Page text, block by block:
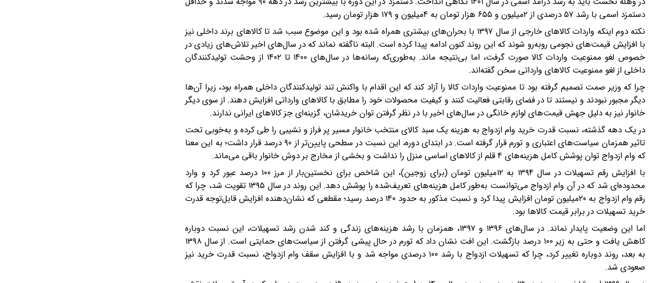
دستمزد اسمی با رشد ۵۷ درصدی از ۲میلیون و ۶۵۵ هزار تومان به ۴میلیون و ۱۷۹ هزار تومان رسید.
نکته دوم اینکه واردات کالاهای خارجی از سال ۱۳۹۷ با بحران‌های بیشتری همراه شده بود و این موضوع سبب شد تا کالاهای برند داخلی نیز
با افزایش قیمت‌های نجومی روبه‌رو شوند که این روند کنون ادامه پیدا کرده است. البته ناگفته نماند که در سال‌های اخیر تلاش‌های زیادی در
خصوص لغو ممنوعیت واردات کالا صورت گرفت، اما بی‌نتیجه ماند. به‌طوری‌که رسانه‌ها در سال‌های ۱۴۰۰ تا ۱۴۰۲ از وحشت تولیدکنندگان
داخلی از لغو ممنوعیت کالاهای وارداتی سخن گفته‌اند.
چرا که وزیر صمت تصمیم گرفته بود تا ممنوعیت واردات کالا را آزاد کند که این اقدام با واکنش تند تولیدکنندگان داخلی همراه بود، زیرا آن‌ها
دیگر مجبور نبودند و نیستند تا در فضای رقابتی فعالیت کنند و کیفیت محصولات خود را مطابق با کالاهای وارداتی افزایش دهند. از سوی دیگر
خانوار نیز به دلیل جهش قیمت‌های لوازم خانگی در سال‌های اخیر با در نظر گرفتن توان خریدشان، گزینه‌ای جز کالاهای ایرانی ندارند.
در یک دهه گذشته، نسبت قدرت خرید وام ازدواج به هزینه یک سبد کالای منتخب خانوار مسیر پر فراز و نشیبی را طی کرده و به‌خوبی تحت
تاثیر همزمان سیاست‌های اعتباری و تورم قرار گرفته است. در ابتدای دوره، این نسبت در سطحی پایین‌تر از ۹۰ درصد قرار داشت؛ به این معنا
که وام ازدواج توان پوشش کامل هزینه‌های ۴ قلم از کالاهای اساسی منزل را نداشت و بخشی از مخارج بر دوش خانوار باقی می‌ماند.
با افزایش رقم تسهیلات در سال ۱۳۹۴ به ۱۲میلیون تومان (برای زوجین)، این شاخص برای نخستین‌بار از مرز ۱۰۰ درصد عبور کرد و وارد
محدوده‌ای شد که در آن وام ازدواج می‌توانست به‌طور کامل هزینه‌های تعریف‌شده را پوشش دهد. این روند در سال ۱۳۹۵ تقویت شد، چرا که
رقم وام ازدواج به ۲۰میلیون تومان افزایش پیدا کرد و نسبت مذکور به حدود ۱۴۰ درصد رسید؛ مقطعی که نشان‌دهنده افزایش قابل‌توجه قدرت
خرید تسهیلات در برابر قیمت کالاها بود.
اما این وضعیت پایدار نماند. در سال‌های ۱۳۹۶ و ۱۳۹۷، همزمان با رشد هزینه‌های زندگی و کند شدن رشد تسهیلات، این نسبت دوباره
کاهش یافت و حتی به زیر ۱۰۰ درصد بازگشت. این افت نشان داد که تورم در حال پیشی گرفتن از سیاست‌های حمایتی است. از سال ۱۳۹۸
به بعد، روند دوباره تغییر کرد، چرا که تسهیلات ازدواج با رشد ۱۰۰ درصدی مواجه شد و با افزایش سقف وام ازدواج، نسبت قدرت خرید نیز
صعودی شد.